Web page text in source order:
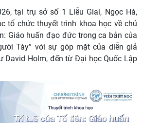
tại trụ sở số 1 Liễu Giai, Ngọc Hà,
tổ chức thuyết trình khoa học về chủ
Giáo huấn đạo đức trong ca bản của
Tày” với sự góp mặt của diễn giả
David Holm, đến từ Đại học Quốc Lập